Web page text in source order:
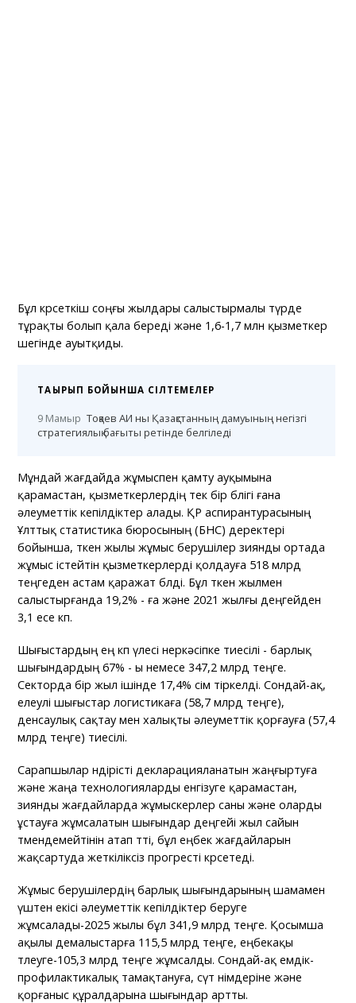
Бұл көрсеткіш соңғы жылдары салыстырмалы түрде
тұрақты болып қала береді және 1,6-1,7 млн қызметкер
шегінде ауытқиды.
ТАҚЫРЫП БОЙЫНША СІЛТЕМЕЛЕР
9 Мамыр Тоқаев АИ ны Қазақстанның дамуының негізгі
стратегиялық бағыты ретінде белгіледі
Мұндай жағдайда жұмыспен қамту ауқымына
қарамастан, қызметкерлердің тек бір бөлігі ғана
әлеуметтік кепілдіктер алады. ҚР аспирантурасының
Ұлттық статистика бюросының (БНС) деректері
бойынша, өткен жылы жұмыс берушілер зиянды ортада
жұмыс істейтін қызметкерлерді қолдауға 518 млрд
теңгеден астам қаражат бөлді. Бұл өткен жылмен
салыстырғанда 19,2% - ға және 2021 жылғы деңгейден
3,1 есе көп.
Шығыстардың ең көп үлесі өнеркәсіпке тиесілі - барлық
шығындардың 67% - ы немесе 347,2 млрд теңге.
Секторда бір жыл ішінде 17,4% өсім тіркелді. Сондай-ақ,
елеулі шығыстар логистикаға (58,7 млрд теңге),
денсаулық сақтау мен халықты әлеуметтік қорғауға (57,4
млрд теңге) тиесілі.
Сарапшылар өндірісті декларацияланатын жаңғыртуға
және жаңа технологияларды енгізуге қарамастан,
зиянды жағдайларда жұмыскерлер саны және оларды
ұстауға жұмсалатын шығындар деңгейі жыл сайын
төмендемейтінін атап өтті, бұл еңбек жағдайларын
жақсартуда жеткіліксіз прогресті көрсетеді.
Жұмыс берушілердің барлық шығындарының шамамен
үштен екісі әлеуметтік кепілдіктер беруге
жұмсалады-2025 жылы бұл 341,9 млрд теңге. Қосымша
ақылы демалыстарға 115,5 млрд теңге, еңбекақы
төлеуге-105,3 млрд теңге жұмсалды. Сондай-ақ емдік-
профилактикалық тамақтануға, сүт өнімдеріне және
қорғаныс құралдарына шығындар артты.